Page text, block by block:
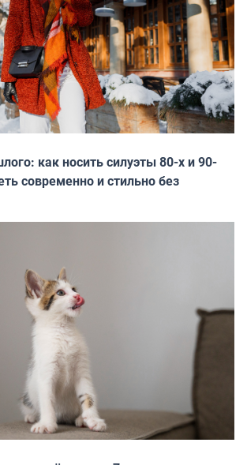
как носить силуэты 80-х и 90-
современно и стильно без